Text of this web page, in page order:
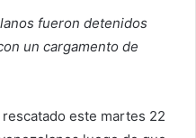
fueron detenidos
un cargamento de
este martes 22